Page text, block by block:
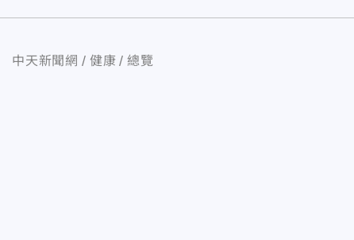
中天新聞網 健康 總覽